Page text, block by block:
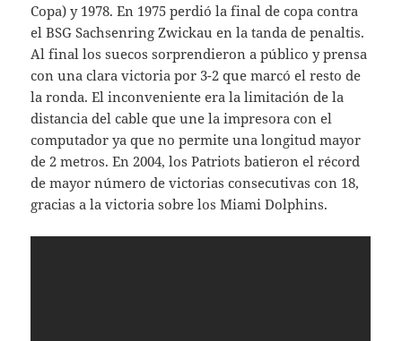
Copa) y 1978. En 1975 perdió la final de copa contra
el BSG Sachsenring Zwickau en la tanda de penaltis.
Al final los suecos sorprendieron a público y prensa
con una clara victoria por 3-2 que marcó el resto de
la ronda. El inconveniente era la limitación de la
distancia del cable que une la impresora con el
computador ya que no permite una longitud mayor
de 2 metros. En 2004, los Patriots batieron el récord
de mayor número de victorias consecutivas con 18,
gracias a la victoria sobre los Miami Dolphins.